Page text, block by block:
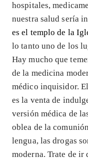
hospitales,
nuestra salud sería
es el templo de la
lo tanto uno de los
Hay mucho que
de la medicina
médico inquisidor.
es la venta de
versión médica de
oblea de la
lengua, las drogas
moderna. Trate de ir